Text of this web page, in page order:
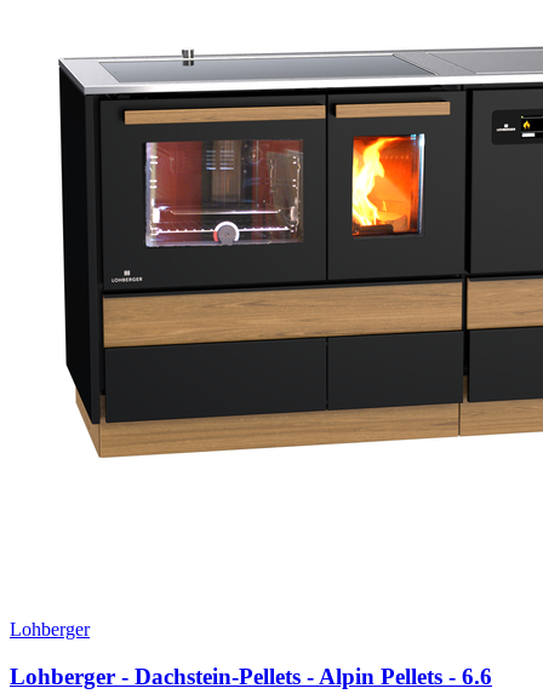
Lohberger
Lohberger - Dachstein-Pellets - Alpin Pellets - 6.6